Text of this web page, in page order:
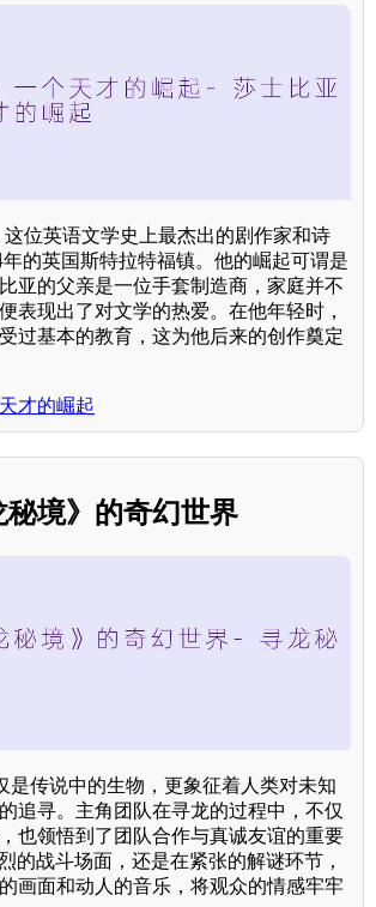
这位英语文学史上最杰出的剧作家和诗
的英国斯特拉特福镇。他的崛起可谓是
亚的父亲是一位手套制造商，家庭并不
表现出了对文学的热爱。在他年轻时，
过基本的教育，这为他后来的创作奠定
才的崛起
境》的奇幻世界
是传说中的生物，更象征着人类对未知
追寻。主角团队在寻龙的过程中，不仅
也领悟到了团队合作与真诚友谊的重要
的战斗场面，还是在紧张的解谜环节，
画面和动人的音乐，将观众的情感牢牢